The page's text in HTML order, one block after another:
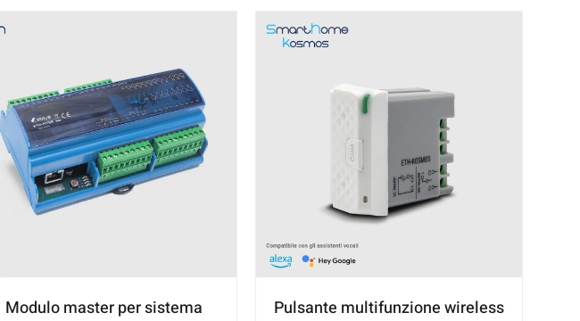
Modulo master per sistema
Pulsante multifunzione wireless